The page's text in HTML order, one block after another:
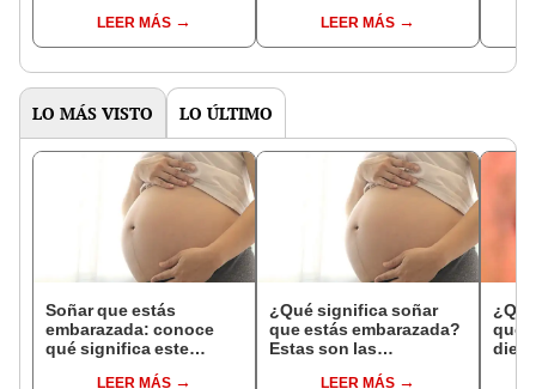
paso con la estatuilla?
LEER MÁS LEER MÁS
LO MÁS VISTO LO ÚLTIMO
Soñar que estás
embarazada: conoce
qué significa este
LEER MÁS
¿Qué significa soñar
que estás embarazada?
Estas son las
LEER MÁS
que